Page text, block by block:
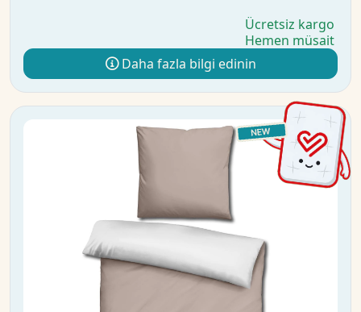
Ücretsiz kargo
Hemen müsait
Daha fazla bilgi edinin